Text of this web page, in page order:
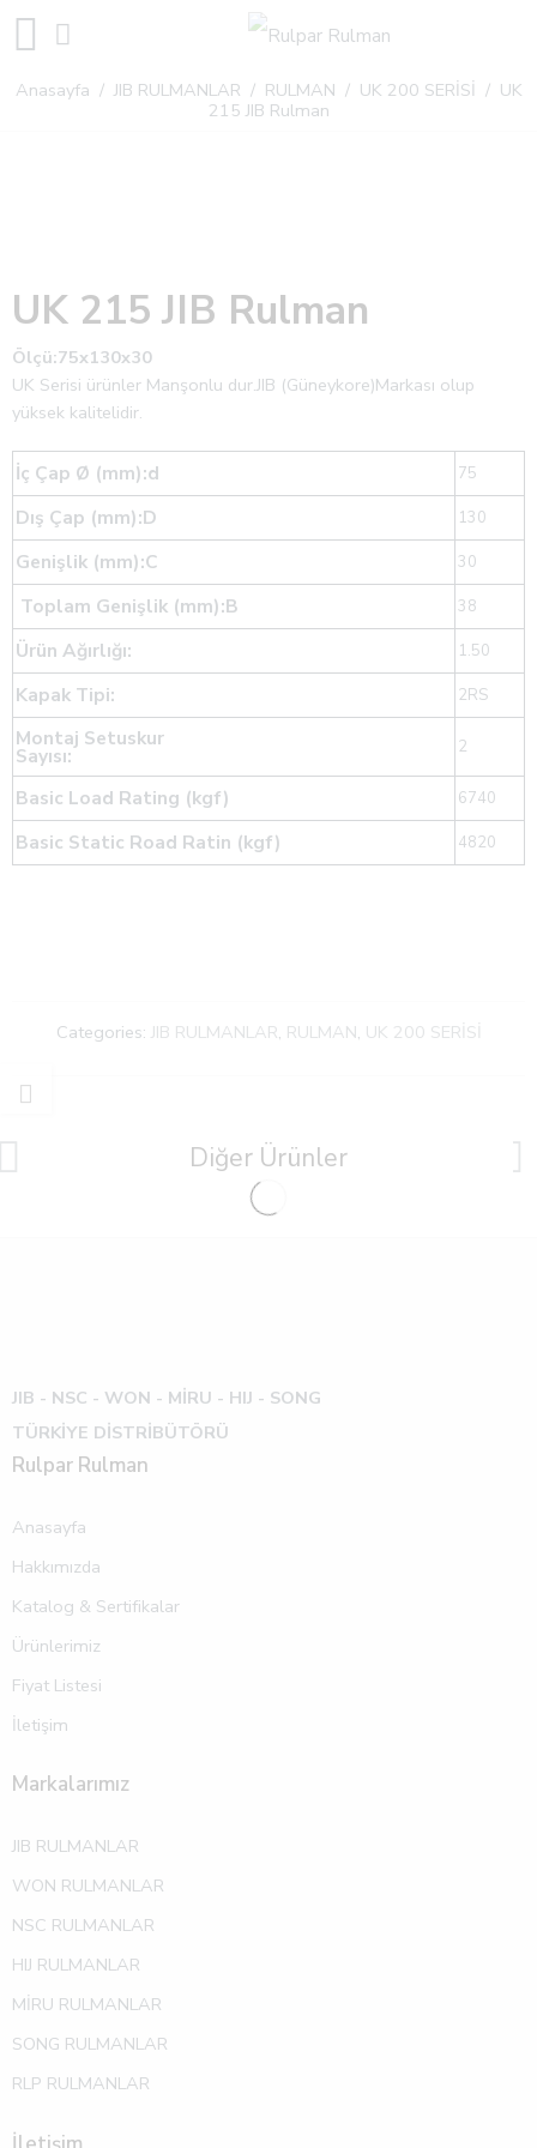
Anasayfa / JIB RULMANLAR / RULMAN / UK 200 SERİSİ / UK
215 JIB Rulman
UK 215 JIB Rulman
Ölçü:75x130x30
UK Serisi ürünler Manşonlu dur.JIB (Güneykore)Markası olup
yüksek kalitelidir.
İç Çap Ø (mm):d 75
Dış Çap (mm):D 130
Genişlik (mm):C 30
Toplam Genişlik (mm):B 38
Ürün Ağırlığı: 1.50
Kapak Tipi: 2RS
Montaj Setuskur
Sayısı: 2
Basic Load Rating (kgf) 6740
Basic Static Road Ratin (kgf) 4820
Categories: JIB RULMANLAR, RULMAN, UK 200 SERİSİ
Diğer Ürünler
JIB - NSC - WON - MİRU - HIJ - SONG
TÜRKİYE DİSTRİBÜTÖRÜ
Rulpar Rulman
Anasayfa
Hakkımızda
Katalog & Sertifikalar
Ürünlerimiz
Fiyat Listesi
İletişim
Markalarımız
JIB RULMANLAR
WON RULMANLAR
NSC RULMANLAR
HIJ RULMANLAR
MİRU RULMANLAR
SONG RULMANLAR
RLP RULMANLAR